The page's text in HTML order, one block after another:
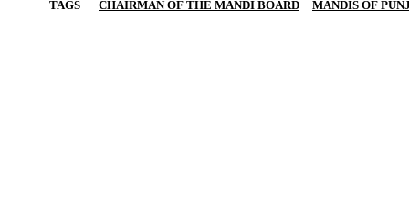
TAGS CHAIRMAN OF THE MANDI BOARD MANDIS OF